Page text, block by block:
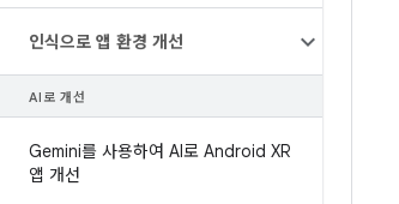
인식으로 앱 환경 개선
AI로 개선
Gemini를 사용하여 AI로 Android XR
앱 개선